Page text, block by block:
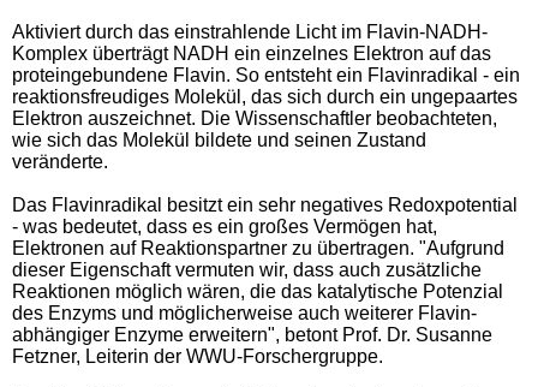
Aktiviert durch das einstrahlende Licht im Flavin-NADH-
Komplex überträgt NADH ein einzelnes Elektron auf das
proteingebundene Flavin. So entsteht ein Flavinradikal - ein
reaktionsfreudiges Molekül, das sich durch ein ungepaartes
Elektron auszeichnet. Die Wissenschaftler beobachteten,
wie sich das Molekül bildete und seinen Zustand
veränderte.
Das Flavinradikal besitzt ein sehr negatives Redoxpotential
- was bedeutet, dass es ein großes Vermögen hat,
Elektronen auf Reaktionspartner zu übertragen. "Aufgrund
dieser Eigenschaft vermuten wir, dass auch zusätzliche
Reaktionen möglich wären, die das katalytische Potenzial
des Enzyms und möglicherweise auch weiterer Flavin-
abhängiger Enzyme erweitern", betont Prof. Dr. Susanne
Fetzner, Leiterin der WWU-Forschergruppe.